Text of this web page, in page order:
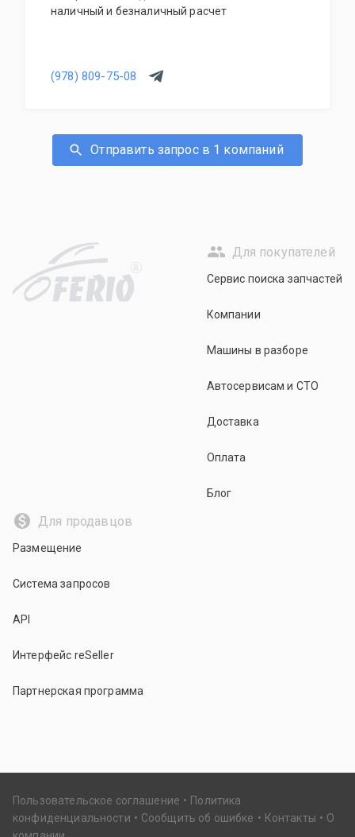
наличный и безналичный расчет
(978) 809-75-08
Отправить запрос в 1 компаний
R
Для покупателей
Сервис поиска запчастей
Компании
Машины в разборе
Автосервисам и СТО
Доставка
Оплата
Блог
Для продавцов
Размещение
Система запросов
API
Интерфейс reSeller
Партнерская программа
Пользовательское соглашение
Политика
конфиденциальности
Сообщить об ошибке Контакты
О